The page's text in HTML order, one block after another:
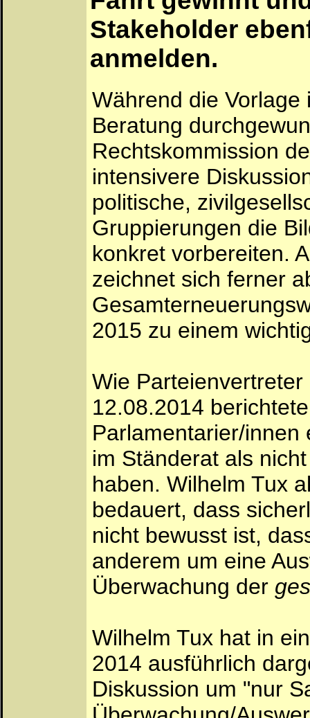
Stakeholder
anmelden.
Während die
Beratung
Rechtskommission
intensivere
politische,
Gruppierungen die
konkret vorbereiten.
zeichnet sich ferner
2015 zu einem
Wie
12.08.2014
Parlamentarier/innen
im Ständerat als
haben. Wilhelm Tux
bedauert, dass
nicht bewusst ist,
anderem um eine
Überwachung der
Wilhelm Tux hat in
2014 ausführlich
Diskussion um "nur